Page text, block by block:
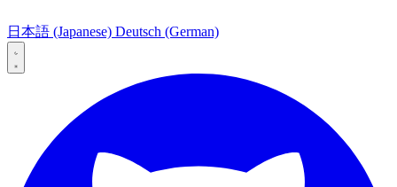
日本語 (Japanese) Deutsch (German)